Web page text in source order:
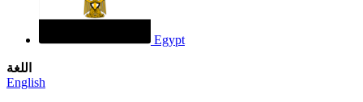
Egypt
اللغة
English